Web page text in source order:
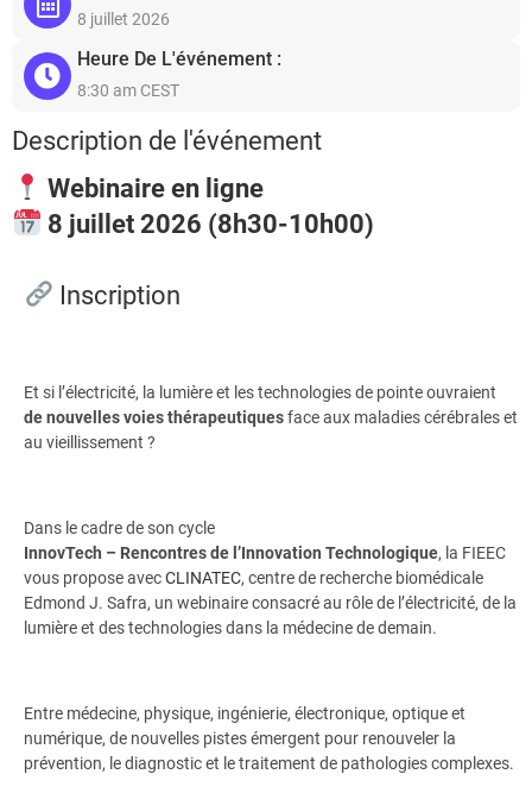
8 juillet 2026
Heure De L'événement :
8:30 am CEST
Description de l'événement
Webinaire en ligne
8 juillet 2026 (8h30-10h00)
Inscription
Et si l’électricité, la lumière et les technologies de pointe ouvraient
de nouvelles voies thérapeutiquesface aux maladies cérébrales et
au vieillissement ?
Dans le cadre de son cycle
InnovTech – Rencontres de l’Innovation Technologique, la FIEEC
vous propose avecCLINATEC, centre de recherche biomédicale
Edmond J. Safra, un webinaire consacré au rôle de l’électricité, de la
lumière et des technologies dans la médecine de demain.
Entre médecine, physique, ingénierie, électronique, optique et
numérique, de nouvelles pistes émergent pour renouveler la
prévention, le diagnostic et le traitement de pathologies complexes.